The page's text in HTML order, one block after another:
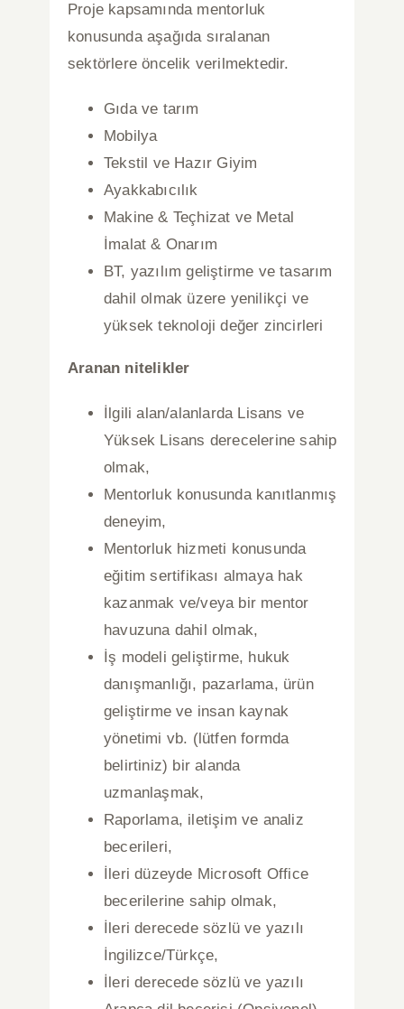
İletişim
Türkçe
Proje kapsamında mentorluk
konusunda aşağıda sıralanan
sektörlere öncelik verilmektedir.
Gıda ve tarım
Mobilya
Tekstil ve Hazır Giyim
Ayakkabıcılık
Makine & Teçhizat ve Metal
İmalat & Onarım
BT, yazılım geliştirme ve tasarım
dahil olmak üzere yenilikçi ve
yüksek teknoloji değer zincirleri
Aranan nitelikler
İlgili alan/alanlarda Lisans ve
Yüksek Lisans derecelerine sahip
olmak,
Mentorluk konusunda kanıtlanmış
deneyim,
Mentorluk hizmeti konusunda
eğitim sertifikası almaya hak
kazanmak ve/veya bir mentor
havuzuna dahil olmak,
İş modeli geliştirme, hukuk
danışmanlığı, pazarlama, ürün
geliştirme ve insan kaynak
yönetimi vb. (lütfen formda
belirtiniz) bir alanda
uzmanlaşmak,
Raporlama, iletişim ve analiz
becerileri,
İleri düzeyde Microsoft Office
becerilerine sahip olmak,
İleri derecede sözlü ve yazılı
İngilizce/Türkçe,
İleri derecede sözlü ve yazılı